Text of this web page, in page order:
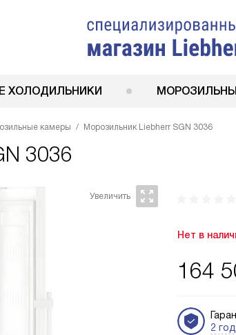
ХОЛОДИЛЬНИКИ
камеры Морозильник Liebherr SGN 3036
3036
Нет в
164
2